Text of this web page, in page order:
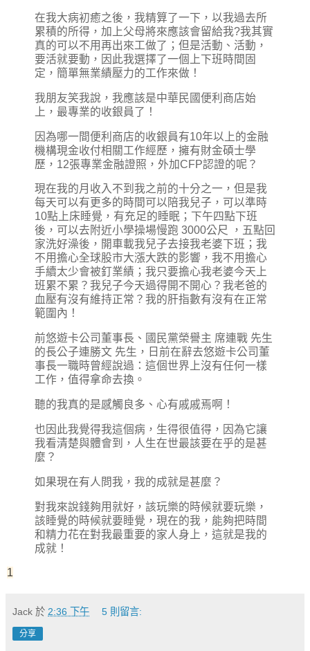
在我大病初癒之後，我精算了一下，以我過去所
累積的所得，加上父母將來應該會留給我?我其實
真的可以不用再出來工做了；但是活動、活動，
要活就要動，因此我選擇了一個上下班時間固
定，簡單無業績壓力的工作來做！
我朋友笑我說，我應該是中華民國便利商店始
上，最專業的收銀員了！
因為哪一間便利商店的收銀員有10年以上的金融
機構現金收付相關工作經歷，擁有財金碩士學
歷，12張專業金融證照，外加CFP認證的呢？
現在我的月收入不到我之前的十分之一，但是我
每天可以有更多的時間可以陪我兒子，可以準時
10點上床睡覺，有充足的睡眠；下午四點下班
後，可以去附近小學操場慢跑 3000公尺 ，五點回
家洗好澡後，開車載我兒子去接我老婆下班；我
不用擔心全球股市大漲大跌的影響，我不用擔心
手續太少會被釘業績；我只要擔心我老婆今天上
班累不累？我兒子今天過得開不開心？我老爸的
血壓有沒有維持正常？我的肝指數有沒有在正常
範圍內！
前悠遊卡公司董事長、國民黨榮譽主 席連戰 先生
的長公子連勝文 先生，日前在辭去悠遊卡公司董
事長一職時曾經說過：這個世界上沒有任何一樣
工作，值得拿命去換。
聽的我真的是感觸良多、心有戚戚焉啊！
也因此我覺得我這個病，生得很值得，因為它讓
我看清楚與體會到，人生在世最該要在乎的是甚
麼？
如果現在有人問我，我的成就是甚麼？
對我來說錢夠用就好，該玩樂的時候就要玩樂，
該睡覺的時候就要睡覺，現在的我，能夠把時間
和精力花在對我最重要的家人身上，這就是我的
成就！
1
Jack 於 2:36 下午 5 則留言:
分享